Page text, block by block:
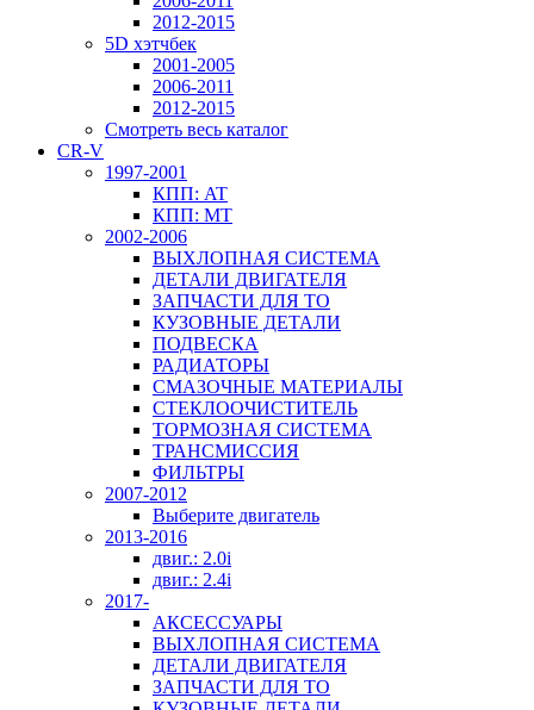
2012-2015
5D хэтчбек
2001-2005
2006-2011
2012-2015
Смотреть весь каталог
CR-V
1997-2001
КПП: AT
КПП: MT
2002-2006
ВЫХЛОПНАЯ СИСТЕМА
ДЕТАЛИ ДВИГАТЕЛЯ
ЗАПЧАСТИ ДЛЯ ТО
КУЗОВНЫЕ ДЕТАЛИ
ПОДВЕСКА
РАДИАТОРЫ
СМАЗОЧНЫЕ МАТЕРИАЛЫ
СТЕКЛООЧИСТИТЕЛЬ
ТОРМОЗНАЯ СИСТЕМА
ТРАНСМИССИЯ
ФИЛЬТРЫ
2007-2012
Выберите двигатель
2013-2016
двиг.: 2.0i
двиг.: 2.4i
2017-
АКСЕССУАРЫ
ВЫХЛОПНАЯ СИСТЕМА
ДЕТАЛИ ДВИГАТЕЛЯ
ЗАПЧАСТИ ДЛЯ ТО